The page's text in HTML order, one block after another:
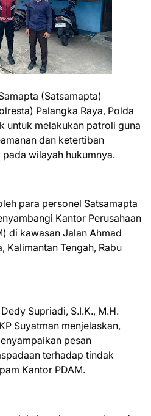
(Satsamapta)
Palangka Raya, Polda
untuk melakukan patroli guna
dan ketertiban
wilayah hukumnya.
para personel Satsamapta
Kantor Perusahaan
di kawasan Jalan Ahmad
Kalimantan Tengah, Rabu
Supriadi, S.I.K., M.H.
Suyatman menjelaskan,
pesan
terhadap tindak
Kantor PDAM.